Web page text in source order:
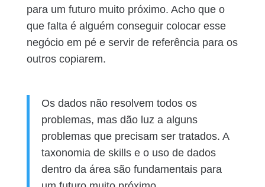
para um futuro muito próximo. Acho que o
que falta é alguém conseguir colocar esse
negócio em pé e servir de referência para os
outros copiarem.
Os dados não resolvem todos os
problemas, mas dão luz a alguns
problemas que precisam ser tratados. A
taxonomia de skills e o uso de dados
dentro da área são fundamentais para